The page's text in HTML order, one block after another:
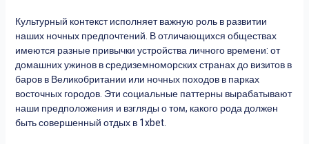
Культурный контекст исполняет важную роль в развитии
наших ночных предпочтений. В отличающихся обществах
имеются разные привычки устройства личного времени: от
домашних ужинов в средиземноморских странах до визитов в
баров в Великобритании или ночных походов в парках
восточных городов. Эти социальные паттерны вырабатывают
наши предположения и взгляды о том, какого рода должен
быть совершенный отдых в 1xbet.